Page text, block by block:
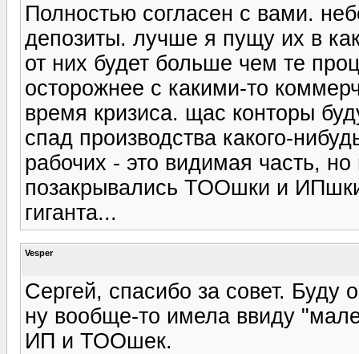
Полностью согласен с вами.
депозиты. лучше я пущу их в
от них будет больше чем те
осторожнее с какими-то
время кризиса. щас конторы
спад производства какого-
рабочих - это видимая часть,
позакрывались ТООшки и
гиганта...
Vesper
Сергей, спасибо за совет. Буду
ну вообще-то имела ввиду
ИП и ТООшек.